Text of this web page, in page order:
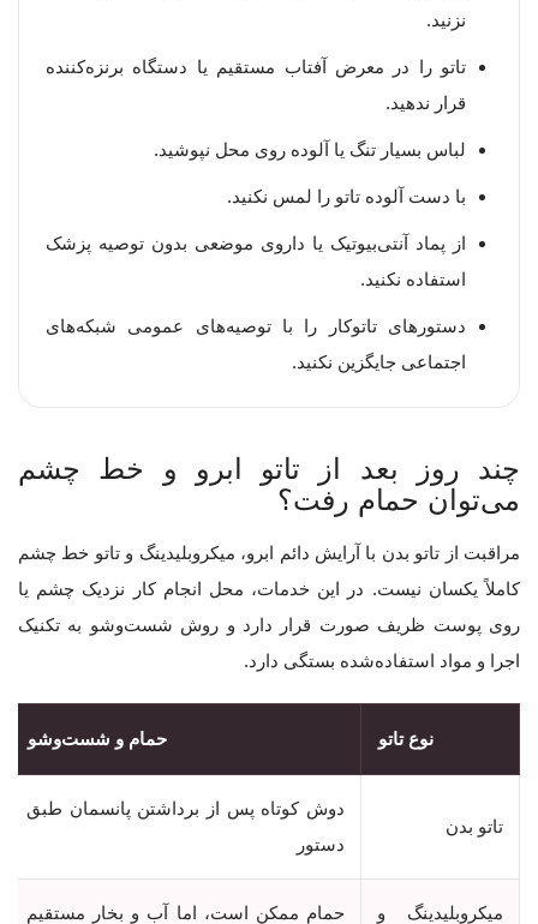
نزنید.
تاتو را در معرض آفتاب مستقیم یا دستگاه برنزه‌کننده
قرار ندهید.
لباس بسیار تنگ یا آلوده روی محل نپوشید.
با دست آلوده تاتو را لمس نکنید.
از پماد آنتی‌بیوتیک یا داروی موضعی بدون توصیه پزشک
استفاده نکنید.
دستورهای تاتوکار را با توصیه‌های عمومی شبکه‌های
اجتماعی جایگزین نکنید.
چند روز بعد از تاتو ابرو و خط چشم
می‌توان حمام رفت؟
مراقبت از تاتو بدن با آرایش دائم ابرو، میکروبلیدینگ و تاتو خط چشم
کاملاً یکسان نیست. در این خدمات، محل انجام کار نزدیک چشم یا
روی پوست ظریف صورت قرار دارد و روش شست‌وشو به تکنیک
اجرا و مواد استفاده‌شده بستگی دارد.
نوع تاتو حمام و شست‌وشو
تاتو بدن
دوش کوتاه پس از برداشتن پانسمان طبق
دستور
میکروبلیدینگ و
حمام ممکن است، اما آب و بخار مستقیم